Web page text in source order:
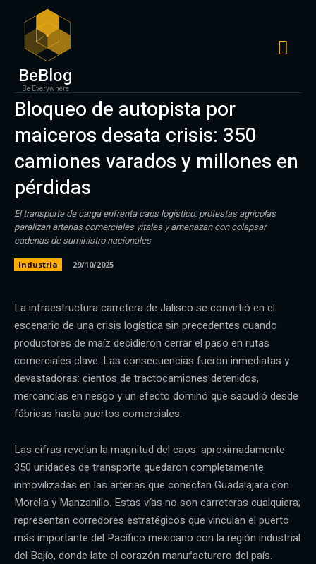
BeBlog
Be Everywhere
Bloqueo de autopista por
maiceros desata crisis: 350
camiones varados y millones en
pérdidas
El transporte de carga enfrenta caos logístico: protestas agrícolas
paralizan arterias comerciales vitales y amenazan con colapsar
cadenas de suministro nacionales
Industria 29/10/2025
La infraestructura carretera de Jalisco se convirtió en el
escenario de una crisis logística sin precedentes cuando
productores de maíz decidieron cerrar el paso en rutas
comerciales clave. Las consecuencias fueron inmediatas y
devastadoras: cientos de tractocamiones detenidos,
mercancías en riesgo y un efecto dominó que sacudió desde
fábricas hasta puertos comerciales.
Las cifras revelan la magnitud del caos: aproximadamente
350 unidades de transporte quedaron completamente
inmovilizadas en las arterias que conectan Guadalajara con
Morelia y Manzanillo. Estas vías no son carreteras cualquiera;
representan corredores estratégicos que vinculan el puerto
más importante del Pacífico mexicano con la región industrial
del Bajío, donde late el corazón manufacturero del país.